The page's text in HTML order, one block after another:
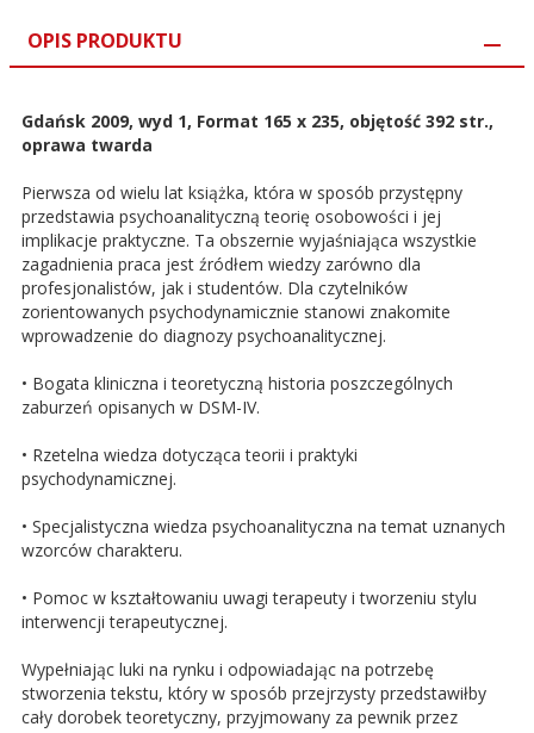
OPIS PRODUKTU
Gdańsk 2009, wyd 1, Format 165 x 235, objętość 392 str.,
oprawa twarda
Pierwsza od wielu lat książka, która w sposób przystępny
przedstawia psychoanalityczną teorię osobowości i jej
implikacje praktyczne. Ta obszernie wyjaśniająca wszystkie
zagadnienia praca jest źródłem wiedzy zarówno dla
profesjonalistów, jak i studentów. Dla czytelników
zorientowanych psychodynamicznie stanowi znakomite
wprowadzenie do diagnozy psychoanalitycznej.
• Bogata kliniczna i teoretyczną historia poszczególnych
zaburzeń opisanych w DSM-IV.
• Rzetelna wiedza dotycząca teorii i praktyki
psychodynamicznej.
• Specjalistyczna wiedza psychoanalityczna na temat uznanych
wzorców charakteru.
• Pomoc w kształtowaniu uwagi terapeuty i tworzeniu stylu
interwencji terapeutycznej.
Wypełniając luki na rynku i odpowiadając na potrzebę
stworzenia tekstu, który w sposób przejrzysty przedstawiłby
cały dorobek teoretyczny, przyjmowany za pewnik przez